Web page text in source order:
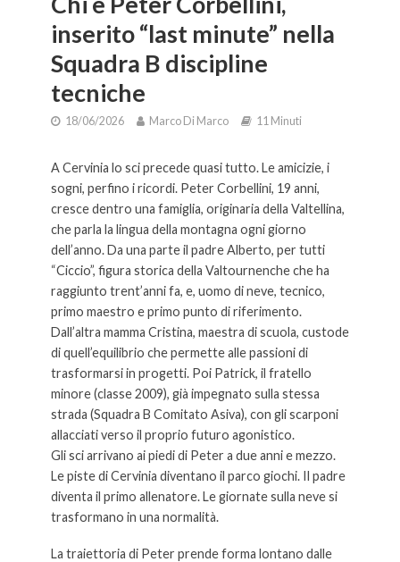
inserito “last minute” nella
Squadra B discipline
tecniche
18/06/2026 Marco Di Marco 11 Minuti
A Cervinia lo sci precede quasi tutto. Le amicizie, i
sogni, perfino i ricordi. Peter Corbellini, 19 anni,
cresce dentro una famiglia, originaria della Valtellina,
che parla la lingua della montagna ogni giorno
dell’anno. Da una parte il padre Alberto, per tutti
“Ciccio”, figura storica della Valtournenche che ha
raggiunto trent’anni fa, e, uomo di neve, tecnico,
primo maestro e primo punto di riferimento.
Dall’altra mamma Cristina, maestra di scuola, custode
di quell’equilibrio che permette alle passioni di
trasformarsi in progetti. Poi Patrick, il fratello
minore (classe 2009), già impegnato sulla stessa
strada (Squadra B Comitato Asiva), con gli scarponi
allacciati verso il proprio futuro agonistico.
Gli sci arrivano ai piedi di Peter a due anni e mezzo.
Le piste di Cervinia diventano il parco giochi. Il padre
diventa il primo allenatore. Le giornate sulla neve si
trasformano in una normalità.
La traiettoria di Peter prende forma lontano dalle